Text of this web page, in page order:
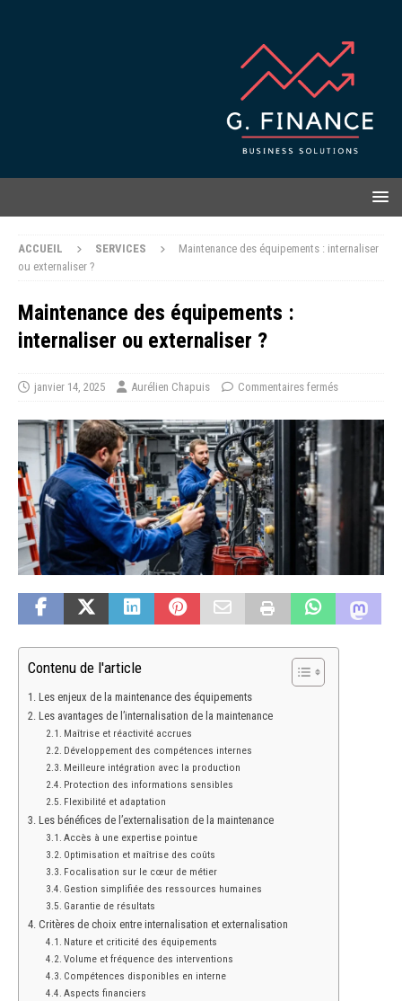
ACCUEIL SERVICES
Maintenance des équipements : internaliser
ou externaliser ?
Maintenance des équipements :
internaliser ou externaliser ?
janvier 14, 2025 Aurélien Chapuis Commentaires fermés
Contenu de l'article
Les enjeux de la maintenance des équipements
Les avantages de l’internalisation de la maintenance
Maîtrise et réactivité accrues
Développement des compétences internes
Meilleure intégration avec la production
Protection des informations sensibles
Flexibilité et adaptation
Les bénéfices de l’externalisation de la maintenance
Accès à une expertise pointue
Optimisation et maîtrise des coûts
Focalisation sur le cœur de métier
Gestion simplifiée des ressources humaines
Garantie de résultats
Critères de choix entre internalisation et externalisation
Nature et criticité des équipements
Volume et fréquence des interventions
Compétences disponibles en interne
Aspects financiers